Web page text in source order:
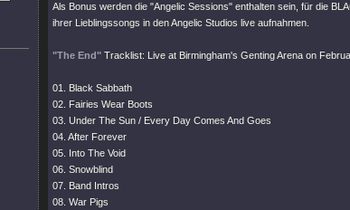
Als Bonus werden die "Angelic Sessions" enthalten sein, für die
ihrer Lieblingssongs in den Angelic Studios live aufnahmen.
"The End" Tracklist: Live at Birmingham's Genting Arena on
01. Black Sabbath
02. Fairies Wear Boots
03. Under The Sun / Every Day Comes And Goes
04. After Forever
05. Into The Void
06. Snowblind
07. Band Intros
08. War Pigs